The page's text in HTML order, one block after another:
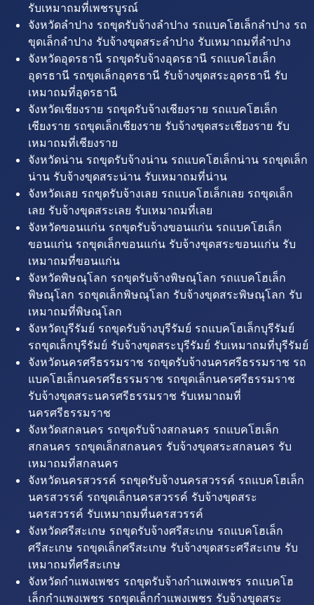
รับเหมาถมที่เพชรบูรณ์
จังหวัดลำปาง รถขุดรับจ้างลำปาง รถแบคโฮเล็กลำปาง รถ
ขุดเล็กลำปาง รับจ้างขุดสระลำปาง รับเหมาถมที่ลำปาง
จังหวัดอุดรธานี รถขุดรับจ้างอุดรธานี รถแบคโฮเล็ก
อุดรธานี รถขุดเล็กอุดรธานี รับจ้างขุดสระอุดรธานี รับ
เหมาถมที่อุดรธานี
จังหวัดเชียงราย รถขุดรับจ้างเชียงราย รถแบคโฮเล็ก
เชียงราย รถขุดเล็กเชียงราย รับจ้างขุดสระเชียงราย รับ
เหมาถมที่เชียงราย
จังหวัดน่าน รถขุดรับจ้างน่าน รถแบคโฮเล็กน่าน รถขุดเล็ก
น่าน รับจ้างขุดสระน่าน รับเหมาถมที่น่าน
จังหวัดเลย รถขุดรับจ้างเลย รถแบคโฮเล็กเลย รถขุดเล็ก
เลย รับจ้างขุดสระเลย รับเหมาถมที่เลย
จังหวัดขอนแก่น รถขุดรับจ้างขอนแก่น รถแบคโฮเล็ก
ขอนแก่น รถขุดเล็กขอนแก่น รับจ้างขุดสระขอนแก่น รับ
เหมาถมที่ขอนแก่น
จังหวัดพิษณุโลก รถขุดรับจ้างพิษณุโลก รถแบคโฮเล็ก
พิษณุโลก รถขุดเล็กพิษณุโลก รับจ้างขุดสระพิษณุโลก รับ
เหมาถมที่พิษณุโลก
จังหวัดบุรีรัมย์ รถขุดรับจ้างบุรีรัมย์ รถแบคโฮเล็กบุรีรัมย์
รถขุดเล็กบุรีรัมย์ รับจ้างขุดสระบุรีรัมย์ รับเหมาถมที่บุรีรัมย์
จังหวัดนครศรีธรรมราช รถขุดรับจ้างนครศรีธรรมราช รถ
แบคโฮเล็กนครศรีธรรมราช รถขุดเล็กนครศรีธรรมราช
รับจ้างขุดสระนครศรีธรรมราช รับเหมาถมที่
นครศรีธรรมราช
จังหวัดสกลนคร รถขุดรับจ้างสกลนคร รถแบคโฮเล็ก
สกลนคร รถขุดเล็กสกลนคร รับจ้างขุดสระสกลนคร รับ
เหมาถมที่สกลนคร
จังหวัดนครสวรรค์ รถขุดรับจ้างนครสวรรค์ รถแบคโฮเล็ก
นครสวรรค์ รถขุดเล็กนครสวรรค์ รับจ้างขุดสระ
นครสวรรค์ รับเหมาถมที่นครสวรรค์
จังหวัดศรีสะเกษ รถขุดรับจ้างศรีสะเกษ รถแบคโฮเล็ก
ศรีสะเกษ รถขุดเล็กศรีสะเกษ รับจ้างขุดสระศรีสะเกษ รับ
เหมาถมที่ศรีสะเกษ
จังหวัดกำแพงเพชร รถขุดรับจ้างกำแพงเพชร รถแบคโฮ
เล็กกำแพงเพชร รถขุดเล็กกำแพงเพชร รับจ้างขุดสระ